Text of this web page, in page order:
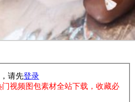
请先登录
门视频图包素材全站下载，收藏必